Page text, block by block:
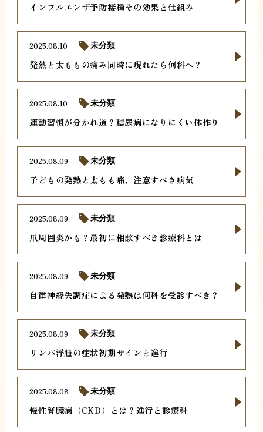
インフルエンザ予防接種その効果と仕組み
発熱と太ももの痛み同時に現れたら何科へ？
2025.08.10 未分類
運動習慣が分かれ道？糖尿病になりにくい体作り
2025.08.10 未分類
子どもの発熱と太もも痛、注意すべき病気
2025.08.09 未分類
爪周囲炎かも？最初に相談すべき診療科とは
2025.08.09 未分類
自律神経失調症による発熱は何科を受診すべき？
2025.08.09 未分類
リンパ浮腫の症状初期サインと進行
2025.08.09 未分類
慢性腎臓病（CKD）とは？進行と診療科
2025.08.08 未分類